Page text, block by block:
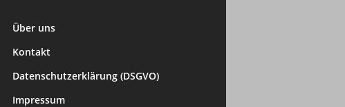
Über uns
Kontakt
Datenschutzerklärung (DSGVO)
Impressum